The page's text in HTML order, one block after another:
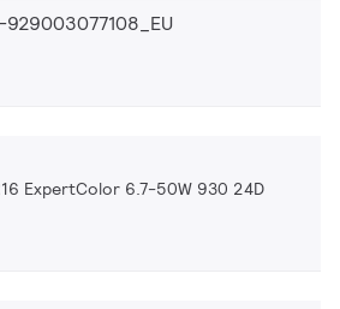
ExpertColor 6.7-50W 930 24D